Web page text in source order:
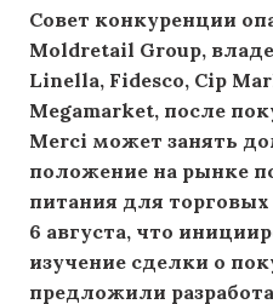
Совет конкуренции
Moldretail Group,
Linella, Fidesco, Cip
Megamarket, после
Merci может занять
положение на рынке
питания для
6 августа, что
изучение сделки о
предложили